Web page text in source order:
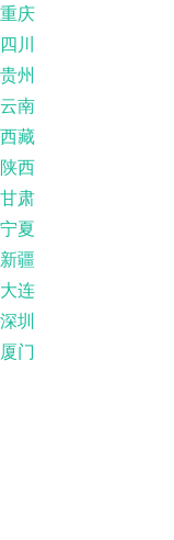
重庆
四川
贵州
云南
西藏
陕西
甘肃
宁夏
新疆
大连
深圳
厦门